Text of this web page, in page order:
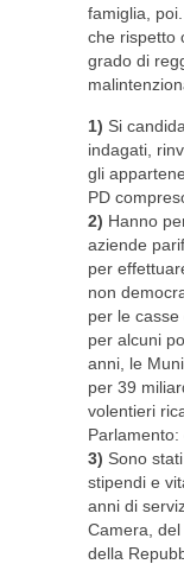
famiglia,
che rispetto
grado di
1) Si
indagati,
gli
PD
2) Hanno
aziende
per
non
per le
per alcuni
anni, le
per 39
volentieri
3) Sono
stipendi e
anni di
Camera,
della